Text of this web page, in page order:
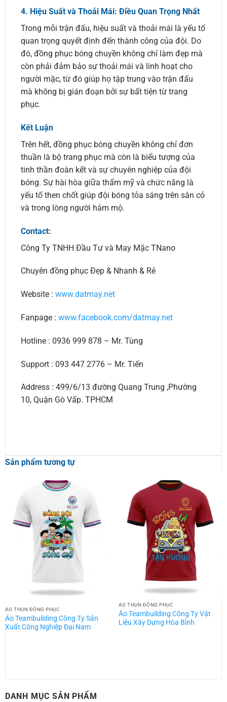
4. Hiệu Suất và Thoải Mái: Điều Quan Trọng Nhất
Trong mỗi trận đấu, hiệu suất và thoải mái là yếu tố
quan trọng quyết định đến thành công của đội. Do
đó, đồng phục bóng chuyền không chỉ làm đẹp mà
còn phải đảm bảo sự thoải mái và linh hoạt cho
người mặc, từ đó giúp họ tập trung vào trận đấu
mà không bị gián đoạn bởi sự bất tiện từ trang
phục.
Kết Luận
Trên hết, đồng phục bóng chuyền không chỉ đơn
thuần là bộ trang phục mà còn là biểu tượng của
tinh thần đoàn kết và sự chuyên nghiệp của đội
bóng. Sự hài hòa giữa thẩm mỹ và chức năng là
yếu tố then chốt giúp đội bóng tỏa sáng trên sân cỏ
và trong lòng người hâm mộ.
Contact:
Công Ty TNHH Đầu Tư và May Mặc TNano
Chuyên đồng phục Đẹp & Nhanh & Rẻ
Website : www.datmay.net
Fanpage : www.facebook.com/datmay.net
Hotline : 0936 999 878 – Mr. Tùng
Support : 093 447 2776 – Mr. Tiến
Address : 499/6/13 đường Quang Trung ,Phường
10, Quận Gò Vấp. TPHCM
Sản phẩm tương tự
ÁO THUN ĐỒNG PHỤC
Áo Teambuilding Công Ty Sản
Xuất Công Nghiệp Đại Nam
ÁO THUN ĐỒNG PHỤC
Áo Teambuilding Công Ty Vật
Liệu Xây Dựng Hòa Bình
DANH MỤC SẢN PHẨM